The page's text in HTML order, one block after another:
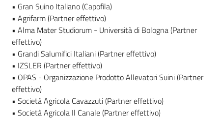
• Gran Suino Italiano (Capofila)
• Agrifarm (Partner effettivo)
• Alma Mater Studiorum - Università di Bologna (Partner
effettivo)
• Grandi Salumifici Italiani (Partner effettivo)
• IZSLER (Partner effettivo)
• OPAS - Organizzazione Prodotto Allevatori Suini (Partner
effettivo)
• Società Agricola Cavazzuti (Partner effettivo)
• Società Agricola Il Canale (Partner effettivo)